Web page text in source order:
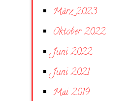
März 2023
Oktober 2022
Juni 2022
Juni 2021
Mai 2019